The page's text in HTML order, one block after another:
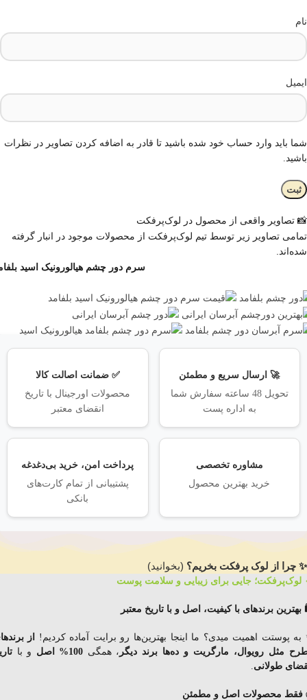
نام
ایمیل
شما باید وارد حساب خود شده باشید تا قادر به اضافه کردن تصاویر در نظرات
باشید.
📸 تصاویر واقعی از محصول در لوک‌پرفکت
تمامی تصاویر زیر توسط تیم لوک‌پرفکت از محصولات موجود در انبار گرفته
شده‌اند.
سرم دور چشم هیالورونیک اسید
🚀 ارسال سریع و مطمئن
تحویل 48 ساعته سفارش شما
به اداره پست
✅ ضمانت اصالت کالا
محصولات اورجینال با تاریخ
انقضای معتبر
مشاوره تخصصی
خرید بهترین محصول
پرداخت امن، خرید بی‌دغدغه
پشتیبانی از تمام کارت‌های
بانکی
✨ چرا از لوک پرفکت بخریم؟ (بخوانید)
لوک‌پرفکت؛ جایی برای زیبایی و سلامت پوست
برندهای با کیفیت، اصل و با تاریخ معتبر
به پوستت اهمیت میدی؟ ما اینجا بهترین‌ها رو برایت آماده کردیم!
از
مثل رویوال، مارگریت و ده‌ها برند دیگر ، همگی 100% اصل و با
طولانی
فقط محصولات اصل و مطمئن